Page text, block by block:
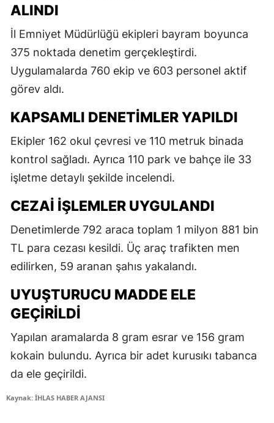
ALINDI
İl Emniyet Müdürlüğü ekipleri bayram boyunca
375 noktada denetim gerçekleştirdi.
Uygulamalarda 760 ekip ve 603 personel aktif
görev aldı.
KAPSAMLI DENETIMLER YAPILDI
Ekipler 162 okul çevresi ve 110 metruk binada
kontrol sağladı. Ayrıca 110 park ve bahçe ile 33
işletme detaylı şekilde incelendi.
CEZAI İŞLEMLER UYGULANDI
Denetimlerde 792 araca toplam 1 milyon 881 bin
TL para cezası kesildi. Üç araç trafikten men
edilirken, 59 aranan şahıs yakalandı.
UYUŞTURUCU MADDE ELE
GEÇIRILDI
Yapılan aramalarda 8 gram esrar ve 156 gram
kokain bulundu. Ayrıca bir adet kurusıkı tabanca
da ele geçirildi.
Kaynak: İHLAS HABER AJANSI